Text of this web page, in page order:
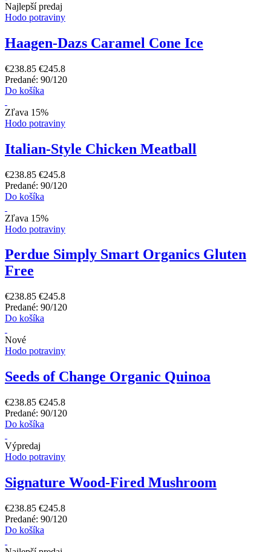
Najlepší predaj
Hodo potraviny
Haagen-Dazs Caramel Cone Ice
€238.85 €245.8
Predané: 90/120
Do košíka
Zľava 15%
Hodo potraviny
Italian-Style Chicken Meatball
€238.85 €245.8
Predané: 90/120
Do košíka
Zľava 15%
Hodo potraviny
Perdue Simply Smart Organics Gluten
Free
€238.85 €245.8
Predané: 90/120
Do košíka
Nové
Hodo potraviny
Seeds of Change Organic Quinoa
€238.85 €245.8
Predané: 90/120
Do košíka
Výpredaj
Hodo potraviny
Signature Wood-Fired Mushroom
€238.85 €245.8
Predané: 90/120
Do košíka